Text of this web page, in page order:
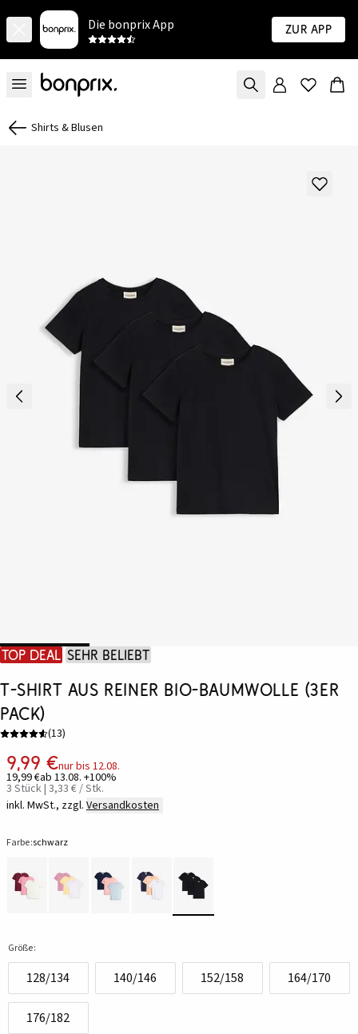
Die bonprix App Zur App
Shirts & Blusen
Top Deal Sehr beliebt
T-Shirt aus reiner Bio-Baumwolle (3er
Pack)
(13)
9,99 €nur bis 12.08.
19,99 €ab 13.08. +100%
3 Stück | 3,33 € / Stk.
inkl. MwSt., zzgl. Versandkosten
Farbe:schwarz
Größe:
128/134 140/146 152/158 164/170
176/182